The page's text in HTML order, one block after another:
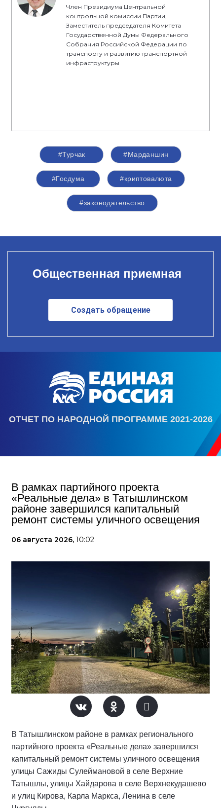
Член Президиума Центральной
контрольной комиссии Партии,
Заместитель председателя Комитета
Государственной Думы Федерального
Собрания Российской Федерации по
транспорту и развитию транспортной
инфраструктуры
#Турчак #Марданшин
#Госдума #криптовалюта
#законодательство
Общественная приемная
Создать обращение
ОТЧЕТ ПО НАРОДНОЙ ПРОГРАММЕ 2021-2026
В рамках партийного проекта
«Реальные дела» в Татышлинском
районе завершился капитальный
ремонт системы уличного освещения
06 августа 2026, 10:02
В Татышлинском районе в рамках регионального
партийного проекта «Реальные дела» завершился
капитальный ремонт системы уличного освещения
улицы Сажиды Сулеймановой в селе Верхние
Татышлы, улицы Хайдарова в селе Верхнекудашево
и улиц Кирова, Карла Маркса, Ленина в селе